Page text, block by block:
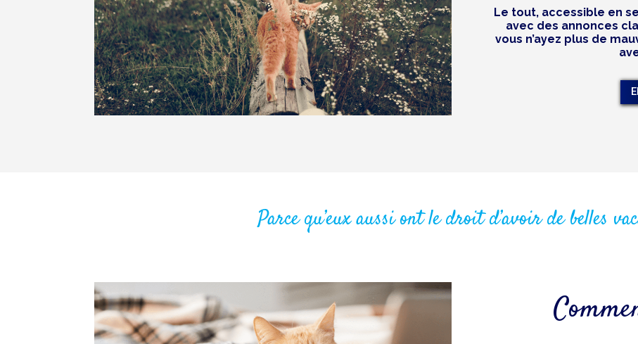
Le tout, accessible en
avec des annonces
vous n’ayez plus de
Parce qu’eux aussi ont le droit d’avoir de belles